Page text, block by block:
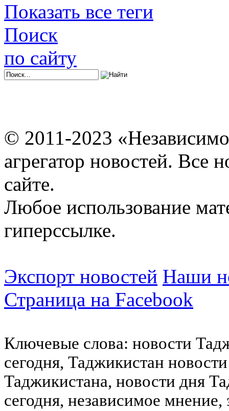
Показать все теги
Поиск
по сайту
© 2011-2023
агрегатор новостей. Все
сайте.
Любое использование
гиперссылке.
Экспорт новостей Наши
Страница на Facebook
Ключевые слова: новости
сегодня, Таджикистан
Таджикистана, новости дня
сегодня, независимое